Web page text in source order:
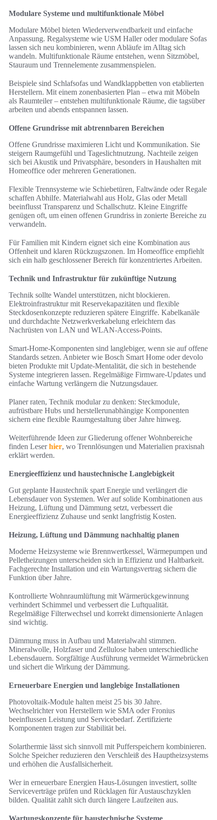
Modulare Systeme und multifunktionale Möbel
Modulare Möbel bieten Wiederverwendbarkeit und einfache
Anpassung. Regalsysteme wie USM Haller oder modulare Sofas
lassen sich neu kombinieren, wenn Abläufe im Alltag sich
wandeln. Multifunktionale Räume entstehen, wenn Sitzmöbel,
Stauraum und Trennelemente zusammenspielen.
Beispiele sind Schlafsofas und Wandklappbetten von etablierten
Herstellern. Mit einem zonenbasierten Plan – etwa mit Möbeln
als Raumteiler – entstehen multifunktionale Räume, die tagsüber
arbeiten und abends entspannen lassen.
Offene Grundrisse mit abtrennbaren Bereichen
Offene Grundrisse maximieren Licht und Kommunikation. Sie
steigern Raumgefühl und Tageslichtnutzung. Nachteile zeigen
sich bei Akustik und Privatsphäre, besonders in Haushalten mit
Homeoffice oder mehreren Generationen.
Flexible Trennsysteme wie Schiebetüren, Faltwände oder Regale
schaffen Abhilfe. Materialwahl aus Holz, Glas oder Metall
beeinflusst Transparenz und Schallschutz. Kleine Eingriffe
genügen oft, um einen offenen Grundriss in zonierte Bereiche zu
verwandeln.
Für Familien mit Kindern eignet sich eine Kombination aus
Offenheit und klaren Rückzugszonen. Im Homeoffice empfiehlt
sich ein halb geschlossener Bereich für konzentriertes Arbeiten.
Technik und Infrastruktur für zukünftige Nutzung
Technik sollte Wandel unterstützen, nicht blockieren.
Elektroinfrastruktur mit Reservekapazitäten und flexible
Steckdosenkonzepte reduzieren spätere Eingriffe. Kabelkanäle
und durchdachte Netzwerkverkabelung erleichtern das
Nachrüsten von LAN und WLAN-Access-Points.
Smart-Home-Komponenten sind langlebiger, wenn sie auf offene
Standards setzen. Anbieter wie Bosch Smart Home oder devolo
bieten Produkte mit Update-Mentalität, die sich in bestehende
Systeme integrieren lassen. Regelmäßige Firmware-Updates und
einfache Wartung verlängern die Nutzungsdauer.
Planer raten, Technik modular zu denken: Steckmodule,
aufrüstbare Hubs und herstellerunabhängige Komponenten
sichern eine flexible Raumgestaltung über Jahre hinweg.
Weiterführende Ideen zur Gliederung offener Wohnbereiche
finden Leserhier, wo Trennlösungen und Materialien praxisnah
erklärt werden.
Energieeffizienz und haustechnische Langlebigkeit
Gut geplante Haustechnik spart Energie und verlängert die
Lebensdauer von Systemen. Wer auf solide Kombinationen aus
Heizung, Lüftung und Dämmung setzt, verbessert die
Energieeffizienz Zuhause und senkt langfristig Kosten.
Heizung, Lüftung und Dämmung nachhaltig planen
Moderne Heizsysteme wie Brennwertkessel, Wärmepumpen und
Pelletheizungen unterscheiden sich in Effizienz und Haltbarkeit.
Fachgerechte Installation und ein Wartungsvertrag sichern die
Funktion über Jahre.
Kontrollierte Wohnraumlüftung mit Wärmerückgewinnung
verhindert Schimmel und verbessert die Luftqualität.
Regelmäßige Filterwechsel und korrekt dimensionierte Anlagen
sind wichtig.
Dämmung muss in Aufbau und Materialwahl stimmen.
Mineralwolle, Holzfaser und Zellulose haben unterschiedliche
Lebensdauern. Sorgfältige Ausführung vermeidet Wärmebrücken
und sichert die Wirkung der Dämmung.
Erneuerbare Energien und langlebige Installationen
Photovoltaik-Module halten meist 25 bis 30 Jahre.
Wechselrichter von Herstellern wie SMA oder Fronius
beeinflussen Leistung und Servicebedarf. Zertifizierte
Komponenten tragen zur Stabilität bei.
Solarthermie lässt sich sinnvoll mit Pufferspeichern kombinieren.
Solche Speicher reduzieren den Verschleiß des Hauptheizsystems
und erhöhen die Ausfallsicherheit.
Wer in erneuerbare Energien Haus-Lösungen investiert, sollte
Serviceverträge prüfen und Rücklagen für Austauschzyklen
bilden. Qualität zahlt sich durch längere Laufzeiten aus.